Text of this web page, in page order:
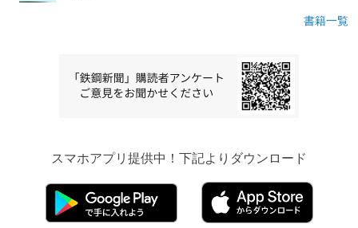
書籍一覧
スマホアプリ提供中！下記よりダウンロード